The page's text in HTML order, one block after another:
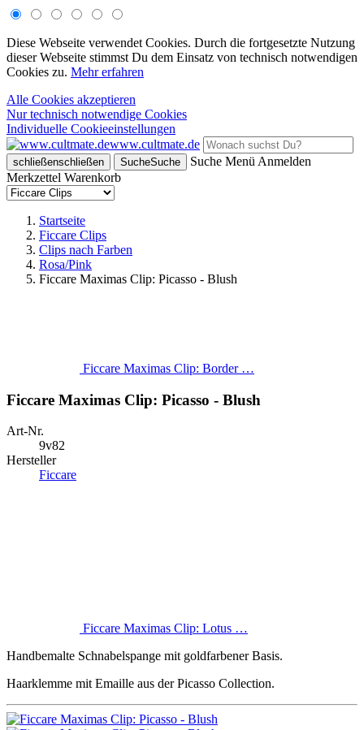
Diese Webseite verwendet Cookies. Durch die fortgesetzte Nutzung
dieser Webseite stimmst Du dem Einsatz von technisch notwendigen
Cookies zu. Mehr erfahren
Alle Cookies akzeptieren
Nur technisch notwendige Cookies
Individuelle Cookieeinstellungen
www.cultmate.de
schließenschließen SucheSuche Suche Menü Anmelden
Merkzettel Warenkorb
Startseite
Ficcare Clips
Clips nach Farben
Rosa/Pink
Ficcare Maximas Clip: Picasso - Blush
Ficcare Maximas Clip: Border …
Ficcare Maximas Clip: Picasso - Blush
Art-Nr.
9v82
Hersteller
Ficcare
Ficcare Maximas Clip: Lotus …
Handbemalte Schnabelspange mit goldfarbener Basis.
Haarklemme mit Emaille aus der Picasso Collection.